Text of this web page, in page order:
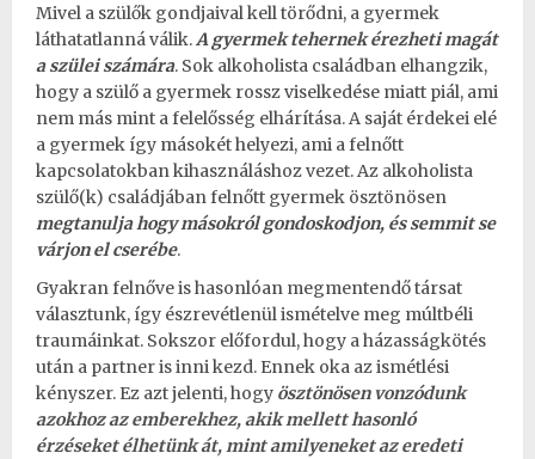
Mivel a szülők gondjaival kell törődni, a gyermek
láthatatlanná válik.A gyermek tehernek érezheti magát
a szülei számára. Sok alkoholista családban elhangzik,
hogy a szülő a gyermek rossz viselkedése miatt piál, ami
nem más mint a felelősség elhárítása. A saját érdekei elé
a gyermek így másokét helyezi, ami a felnőtt
kapcsolatokban kihasználáshoz vezet. Az alkoholista
szülő(k) családjában felnőtt gyermek ösztönösen
megtanulja hogy másokról gondoskodjon, és semmit se
várjon el cserébe.
Gyakran felnőve is hasonlóan megmentendő társat
választunk, így észrevétlenül ismételve meg múltbéli
traumáinkat. Sokszor előfordul, hogy a házasságkötés
után a partner is inni kezd. Ennek oka az ismétlési
kényszer. Ez azt jelenti, hogy ösztönösen vonzódunk
azokhoz az emberekhez, akik mellett hasonló
érzéseket élhetünk át, mint amilyeneket az eredeti